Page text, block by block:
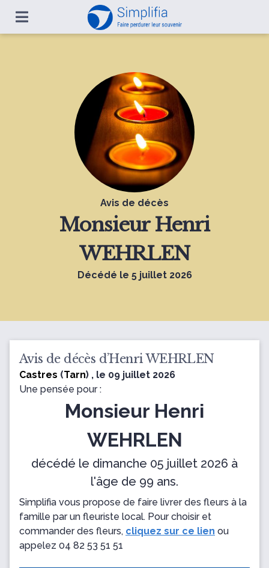
Avis de décès
MonsieurHenri
WEHRLEN
Décédé le 5 juillet 2026
Avis de décès d’Henri WEHRLEN
Castres (Tarn) , le 09 juillet 2026
Une pensée pour :
Monsieur Henri
WEHRLEN
décédé le dimanche 05 juillet 2026 à
l'âge de 99 ans.
Simplifia vous propose de faire livrer des fleurs à la
famille par un fleuriste local. Pour choisir et
commander des fleurs, cliquez sur ce lien ou
appelez 04 82 53 51 51